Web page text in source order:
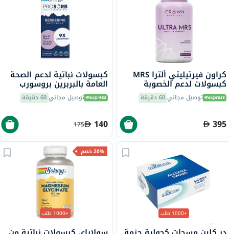
كراون فيرتيليتي ألترا MRS
كبسولات لدعم الخصوبة
للنساء، حزمة من 60 كبسولة
توصيل مجاني60 دقيقة
395
كبسولات نباتية لدعم الصحة
العامة بالبربرين بروسورب
سولاراي، 30 كبسولةتوصيل مجاني60 دقيقة
140
175
+1000 طلب
20% خصم
+1000 طلب